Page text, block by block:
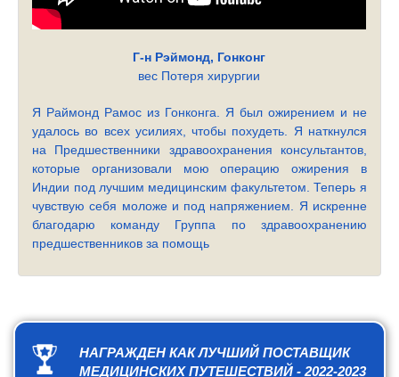
Г-н Рэймонд, Гонконг
вес Потеря хирургии
Я Раймонд Рамос из Гонконга. Я был ожирением и не
удалось во всех усилиях, чтобы похудеть. Я наткнулся
на Предшественники здравоохранения консультантов,
которые организовали мою операцию ожирения в
Индии под лучшим медицинским факультетом. Теперь я
чувствую себя моложе и под напряжением. Я искренне
благодарю команду Группа по здравоохранению
предшественников за помощь
НАГРАЖДЕН КАК ЛУЧШИЙ ПОСТАВЩИК
МЕДИЦИНСКИХ ПУТЕШЕСТВИЙ - 2022-2023